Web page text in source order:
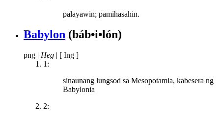
palayawin; pamihasahin.
Babylon (báb•i•lón)
png | Heg | [ Ing ]
1:
sinaunang lungsod sa Mesopotamia, kabesera ng
Babylonia
2: